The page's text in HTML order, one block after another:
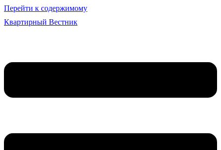
Перейти к содержимому
Квартирный Вестник